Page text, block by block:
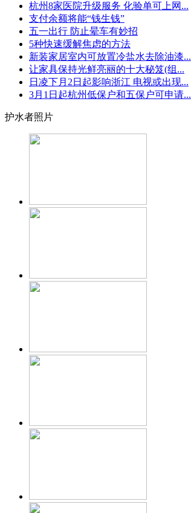
杭州8家医院升级服务 化验单可上网...
支付余额将能“钱生钱”
五一出行 防止晕车有妙招
5种快速缓解焦虑的方法
新装家居室内可放置冷盐水去除油漆...
让家具保持光鲜亮丽的十大秘笈(组...
日凌下月2日起影响浙江 电视或出现...
3月1日起杭州低保户和五保户可申请...
护水者照片